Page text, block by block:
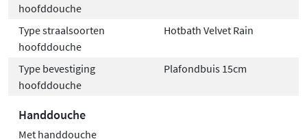
hoofddouche
Type straalsoorten
hoofddouche
Hotbath Velvet Rain
Type bevestiging
hoofddouche
Plafondbuis 15cm
Handdouche
Met handdouche